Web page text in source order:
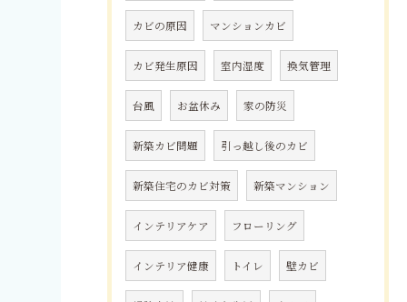
カビの原因 マンションカビ
カビ発生原因 室内湿度 換気管理
台風 お盆休み 家の防災
新築カビ問題 引っ越し後のカビ
新築住宅のカビ対策 新築マンション
インテリアケア フローリング
インテリア健康 トイレ 壁カビ